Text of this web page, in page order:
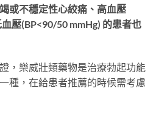
或不穩定性心絞痛、高血壓
壓(BP<90/50 mmHg) 的患者也
，樂威壯類藥物是治療勃起功能
種，在給患者推薦的時候需考慮